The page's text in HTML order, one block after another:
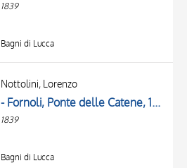
1839
Bagni di Lucca
Nottolini, Lorenzo
- Fornoli, Ponte delle Catene, 1839
1839
Bagni di Lucca